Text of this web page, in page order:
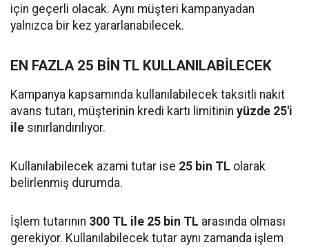
için geçerli olacak. Aynı müşteri kampanyadan
yalnızca bir kez yararlanabilecek.
EN FAZLA 25 BİN TL KULLANILABİLECEK
Kampanya kapsamında kullanılabilecek taksitli nakit
avans tutarı, müşterinin kredi kartı limitinin yüzde 25'i
ile sınırlandırılıyor.
Kullanılabilecek azami tutar ise 25 bin TL olarak
belirlenmiş durumda.
İşlem tutarının 300 TL ile 25 bin TL arasında olması
gerekiyor. Kullanılabilecek tutar aynı zamanda işlem